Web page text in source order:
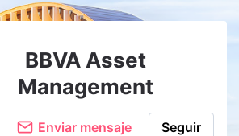
Adjuntar imagen
BBVA Asset
Management
Enviar mensaje Seguir